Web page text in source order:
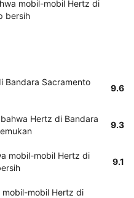
mobil-mobil Hertz di
bersih
Bandara Sacramento
9.6
Hertz di Bandara
9.3
mobil-mobil Hertz di
9.1
mobil Hertz di